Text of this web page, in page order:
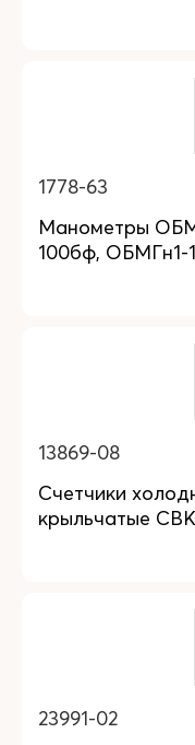
1778-63
Манометры
100бф,
13869-08
Счетчики
крыльчатые СВК
23991-02